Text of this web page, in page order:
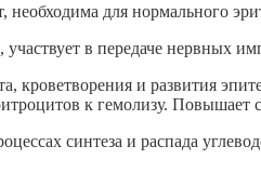
для нормального
в передаче нервных
кроветворения и развития
к гемолизу. Повышает
синтеза и распада